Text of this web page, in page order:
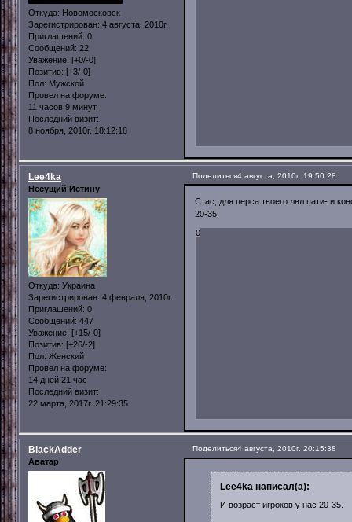
Откуда: Новомосковск
Зарегистрирован: 4 августа, 2010г.
Приглашений: 0
Сообщений: 22
Уважение: [+0/-0]
Позитив: [+3/-0]
Пол: Мужской
Провел на форуме:
11 часов 9 минут
Последний визит:
8 ноября, 2010г. 18:12:18
Поделиться4 августа, 2010г. 19:50:28
Lee4ka
Несущий Истину
Откуда: Украина
Зарегистрирован: 4 февраля, 2010г.
Приглашений: 0
Сообщений: 447
Уважение: [+15/-0]
Позитив: [+26/-2]
Пол: Женский
Провел на форуме:
14 дней 21 час
Последний визит:
22 марта, 2017г. 21:29:35
Стас, для перса твоего лвл пати- и
20-35.
0
Поделиться4 августа, 2010г. 20:15:38
BlackAdder
Аватар
Lee4ka написал(а):
И возраст игроков у нас 20-35.